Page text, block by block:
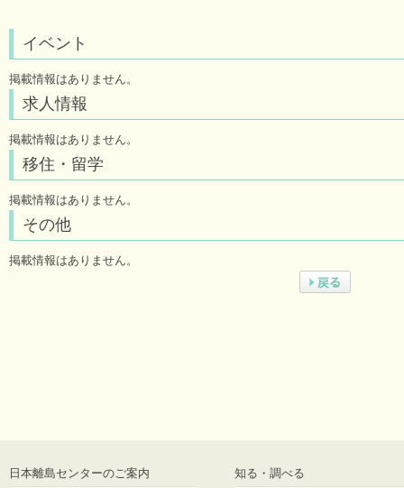
イベント
掲載情報はありません。
求人情報
掲載情報はありません。
移住・留学
掲載情報はありません。
その他
掲載情報はありません。
日本離島センターのご案内 知る・調べる